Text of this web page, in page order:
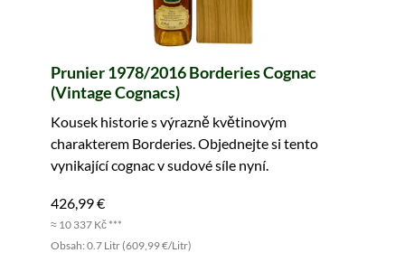
Prunier 1978/2016 Borderies Cognac
(Vintage Cognacs)
Kousek historie s výrazně květinovým
charakterem Borderies. Objednejte si tento
vynikající cognac v sudové síle nyní.
426,99 €
≈ 10 337 Kč ***
Obsah: 0.7 Litr (609,99 €/Litr)